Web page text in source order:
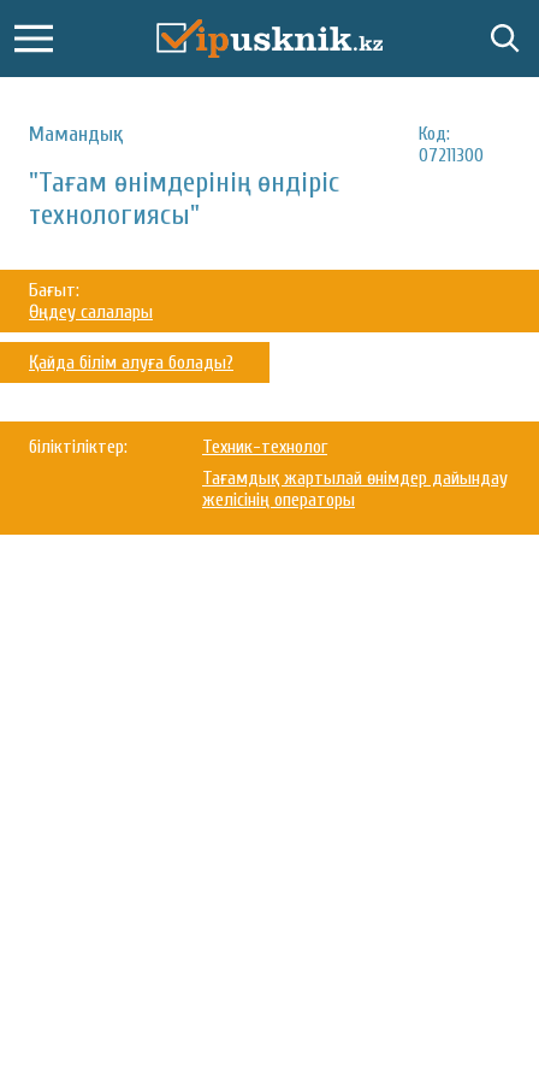
Мамандық:
Код:
07211300
"Тағам өнімдерінің өндіріс
технологиясы"
Бағыт:
Өңдеу салалары
Қайда білім алуға болады?
біліктіліктер:
Техник-технолог
Тағамдық жартылай өнімдер дайындау
желісінің операторы